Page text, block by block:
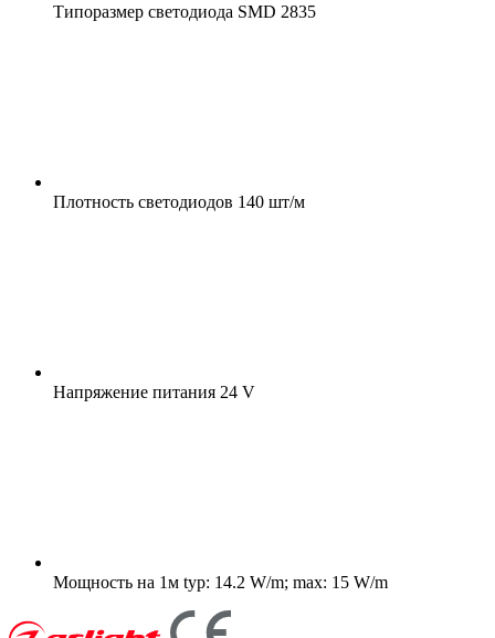
Типоразмер светодиода SMD 2835
Плотность светодиодов 140 шт/м
Напряжение питания 24 V
Мощность на 1м typ: 14.2 W/m; max: 15 W/m